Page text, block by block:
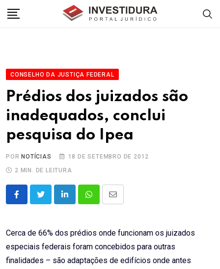
CONSELHO DA JUSTIÇA FEDERAL
Prédios dos juizados são
inadequados, conclui
pesquisa do Ipea
POR NOTÍCIAS
18 DE SETEMBRO DE 2012
2 MIN. DE LEITURA
LinkedInWhatsappShare
Email
Cerca de 66% dos prédios onde funcionam os juizados
especiais federais foram concebidos para outras
finalidades – são adaptações de edifícios onde antes